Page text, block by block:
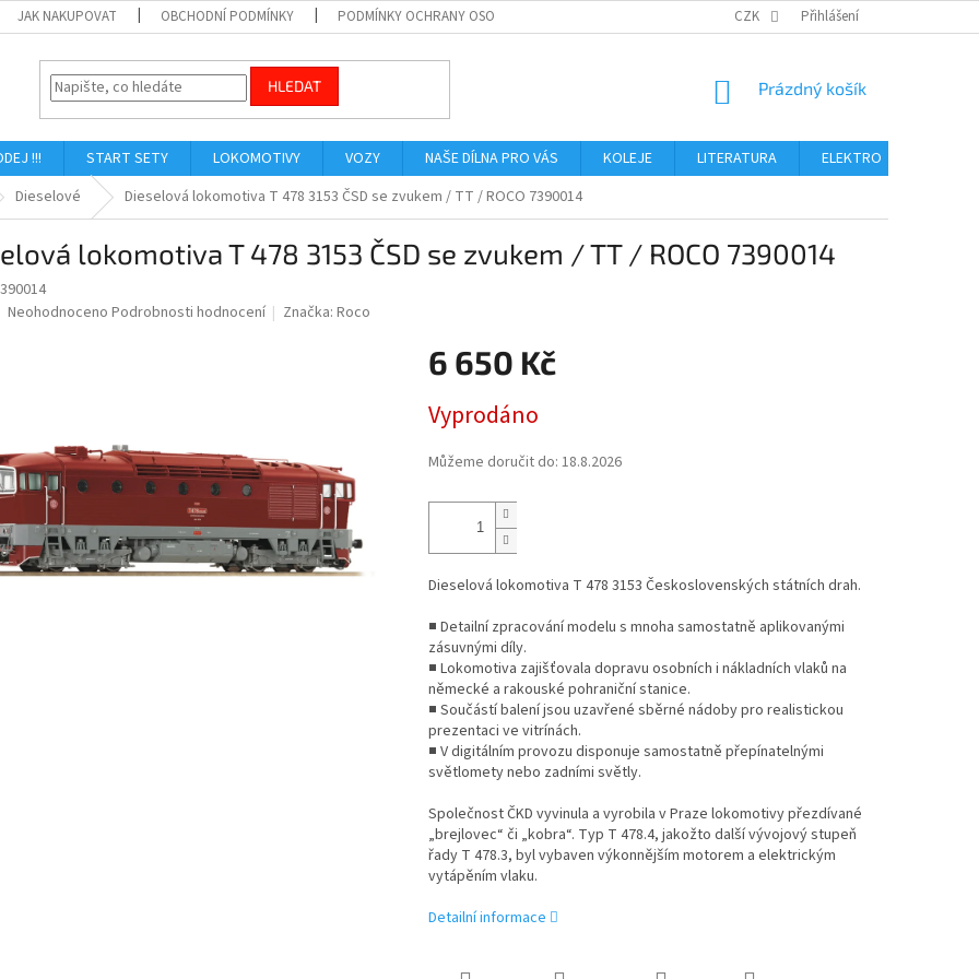
JAK NAKUPOVAT OBCHODNÍ PODMÍNKY PODMÍNKY OCHRANY OSOBNÍCH ÚDAJŮ CZK Přihlášení
HLEDAT
NÁKUPNÍ
Prázdný košík
!!! START SETY LOKOMOTIVY VOZY NAŠE DÍLNA PRO VÁS KOLEJE LITERATURA ELEKTRO
Dieselové Dieselová lokomotiva T 478 3153 ČSD se zvukem / TT / ROCO 7390014
lokomotiva T 478 3153 ČSD se zvukem / TT / ROCO 7390014
Průměrné
hvězdiček.
Neohodnoceno Podrobnosti hodnocení Značka:Roco
6 650 Kč
cena:
Vyprodáno
Můžeme doručit do: 18.8.2026
Dieselová lokomotiva T 478 3153 Československých státních drah.
■ Detailní zpracování modelu s mnoha samostatně aplikovanými
zásuvnými díly.
■ Lokomotiva zajišťovala dopravu osobních i nákladních vlaků na
německé a rakouské pohraniční stanice.
■ Součástí balení jsou uzavřené sběrné nádoby pro realistickou
prezentaci ve vitrínách.
■ V digitálním provozu disponuje samostatně přepínatelnými
světlomety nebo zadními světly.
Společnost ČKD vyvinula a vyrobila v Praze lokomotivy přezdívané
„brejlovec“ či „kobra“. Typ T 478.4, jakožto další vývojový stupeň
řady T 478.3, byl vybaven výkonnějším motorem a elektrickým
vytápěním vlaku.
Detailní informace